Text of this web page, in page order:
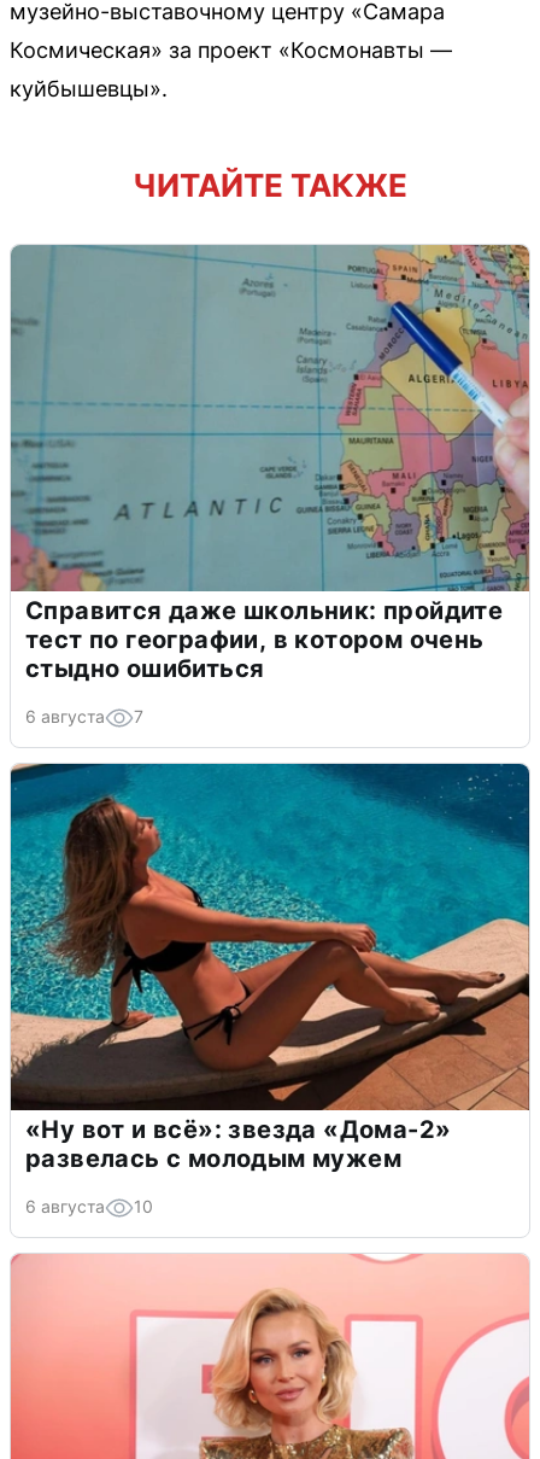
музейно-выставочному центру «Самара
Космическая» за проект «Космонавты —
куйбышевцы».
ЧИТАЙТЕ ТАКЖЕ
Справится даже школьник: пройдите
тест по географии, в котором очень
стыдно ошибиться
6 августа 7
«Ну вот и всё»: звезда «Дома-2»
развелась с молодым мужем
6 августа 10